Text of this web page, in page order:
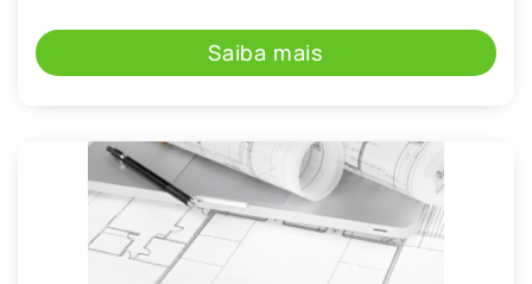
Saiba mais